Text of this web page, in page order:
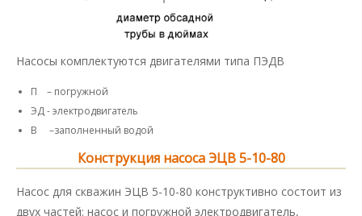
Насосы комплектуются двигателями типа ПЭДВ
П – погружной
ЭД - электродвигатель
В –заполненный водой
Конструкция насоса ЭЦВ 5-10-80
Насос для скважин ЭЦВ 5-10-80 конструктивно состоит из
двух частей: насос и погружной электродвигатель,